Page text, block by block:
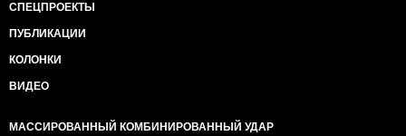
СПЕЦПРОЕКТЫ
ПУБЛИКАЦИИ
КОЛОНКИ
ВИДЕО
МАССИРОВАННЫЙ КОМБИНИРОВАННЫЙ УДАР